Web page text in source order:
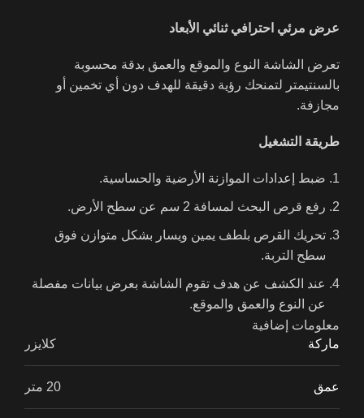
عرض مرئي احترافي ثنائي الأبعاد
تعرض الشاشة النوع والموقع والعمق بدقة محسوبة
بالسنتيمتر لتمنحك رؤية دقيقة للهدف دون أي تخمين أو
مجازفة.
طريقة التشغيل
ضبط إعدادات الموازنة الأرضية والحساسية.
رفع قرص البحث لمسافة 2 سم عن سطح الأرض.
تحريك القرص بلطف يمين ويسار بشكل متوازن فوق
سطح التربة.
عند الكشف عن هدف تقوم الشاشة بعرض بيانات مفصلة
عن النوع والعمق والموقع.
وللحصول على نتائج أدق يوصى بتحريك القرص ببطء وثبات
لذا إذا كنت تبحث عن تقنية موثوقة تكشف عن الذهب في
معلومات إضافية
ماركة
كلايزر
عمق 20 متر